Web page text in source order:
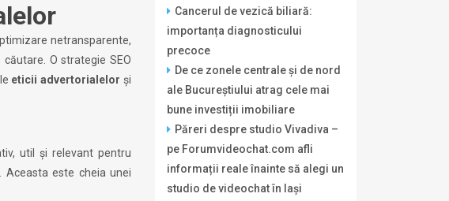
netransparente,
O strategie SEO
eticii advertorialelor și
util și relevant pentru
Aceasta este cheia unei
Cancerul de vezică biliară:
importanța diagnosticului
precoce
De ce zonele centrale și de nord
ale Bucureștiului atrag cele mai
bune investiții imobiliare
Păreri despre studio Vivadiva –
pe Forumvideochat.com afli
informații reale înainte să alegi un
studio de videochat în Iași